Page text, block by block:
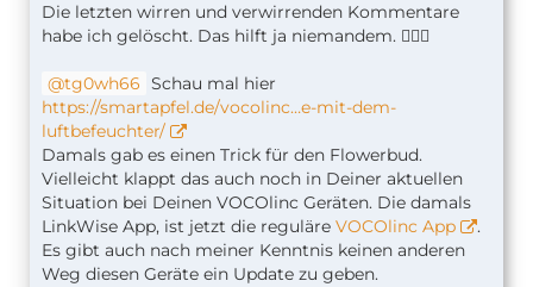
Die letzten wirren und verwirrenden Kommentare
habe ich gelöscht. Das hilft ja niemandem. 🤷🏼‍♂️
tg0wh66 Schau mal hier
https://smartapfel.de/vocolinc…e-mit-dem-
luftbefeuchter/
Damals gab es einen Trick für den Flowerbud.
Vielleicht klappt das auch noch in Deiner aktuellen
Situation bei Deinen VOCOlinc Geräten. Die damals
LinkWise App, ist jetzt die reguläre VOCOlinc App
.
Es gibt auch nach meiner Kenntnis keinen anderen
Weg diesen Geräte ein Update zu geben.